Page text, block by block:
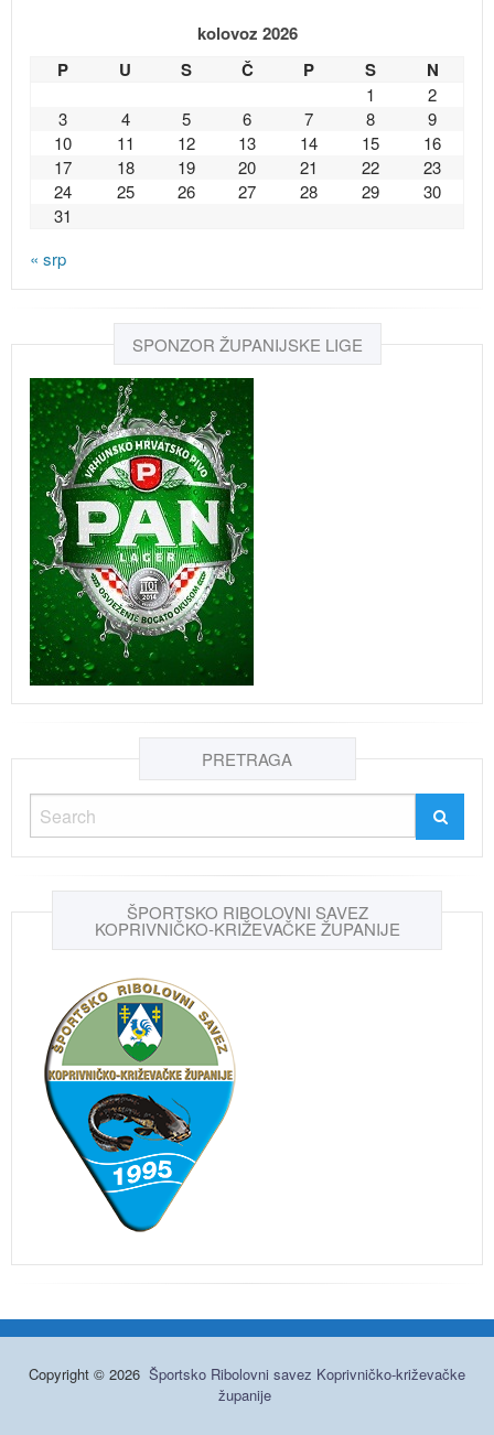
kolovoz 2026
P
U S Č P S N
1
2
3
4 5 6 7 8
9
10
11 12 13 14 15
16
17
18 19 20 21 22
23
24
25 26 27 28 29
30
31
« srp
SPONZOR ŽUPANIJSKE LIGE
PRETRAGA
ŠPORTSKO RIBOLOVNI SAVEZ
KOPRIVNIČKO-KRIŽEVAČKE ŽUPANIJE
Copyright © 2026 Športsko Ribolovni savez Koprivničko-križevačke
županije